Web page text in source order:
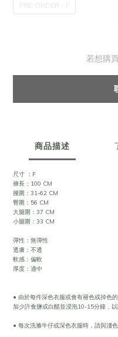
PRE-ORDER - F
若想購
商品描述
尺寸 ：F
褲長：100 CM
腰圍：31-62 CM
臀圍：56 CM
大腿圍：37 CM
小腿圍：33 CM
彈性：無彈性
透膚：不透
軟感：偏軟
厚度：適中
• 由於每件深色衣服或會有褪色或掉色
加少許食鹽或白醋並浸泡10-15分鐘，以
• 每次洗滌牛仔或深色衣服時，請與淺